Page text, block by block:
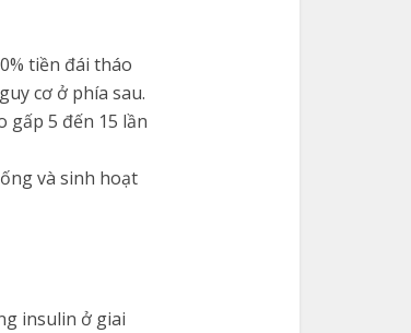
tiền đái tháo
cơ ở phía sau.
gấp 5 đến 15 lần
và sinh hoạt
insulin ở giai